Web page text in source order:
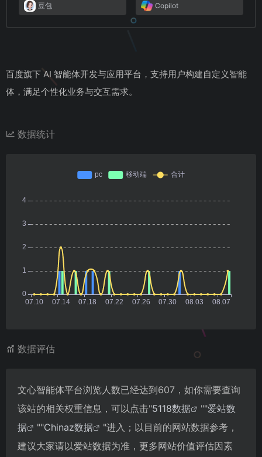
豆包 Copilot
百度旗下 AI 智能体开发与应用平台，支持用户构建自定义智能
体，满足个性化业务与交互需求。
数据统计
数据评估
文心智能体平台浏览人数已经达到607，如你需要查询
该站的相关权重信息，可以点击"5118数据 ""爱站数
据
""Chinaz数据
"进入；以目前的网站数据参考，
建议大家请以爱站数据为准，更多网站价值评估因素